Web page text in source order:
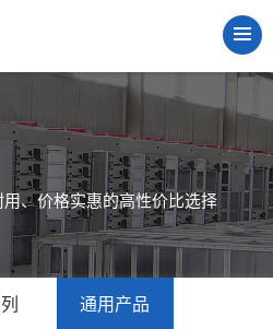
、价格实惠的高性价比选择
通用产品